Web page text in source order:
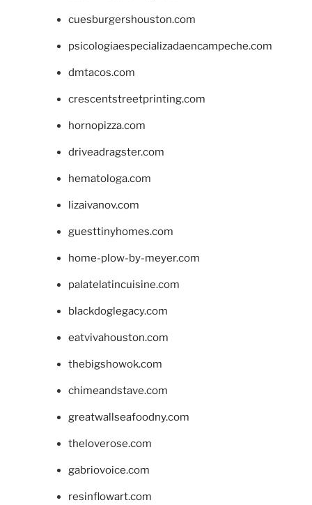
cuesburgershouston.com
psicologiaespecializadaencampeche.com
dmtacos.com
crescentstreetprinting.com
hornopizza.com
driveadragster.com
hematologa.com
lizaivanov.com
guesttinyhomes.com
home-plow-by-meyer.com
palatelatincuisine.com
blackdoglegacy.com
eatvivahouston.com
thebigshowok.com
chimeandstave.com
greatwallseafoodny.com
theloverose.com
gabriovoice.com
resinflowart.com